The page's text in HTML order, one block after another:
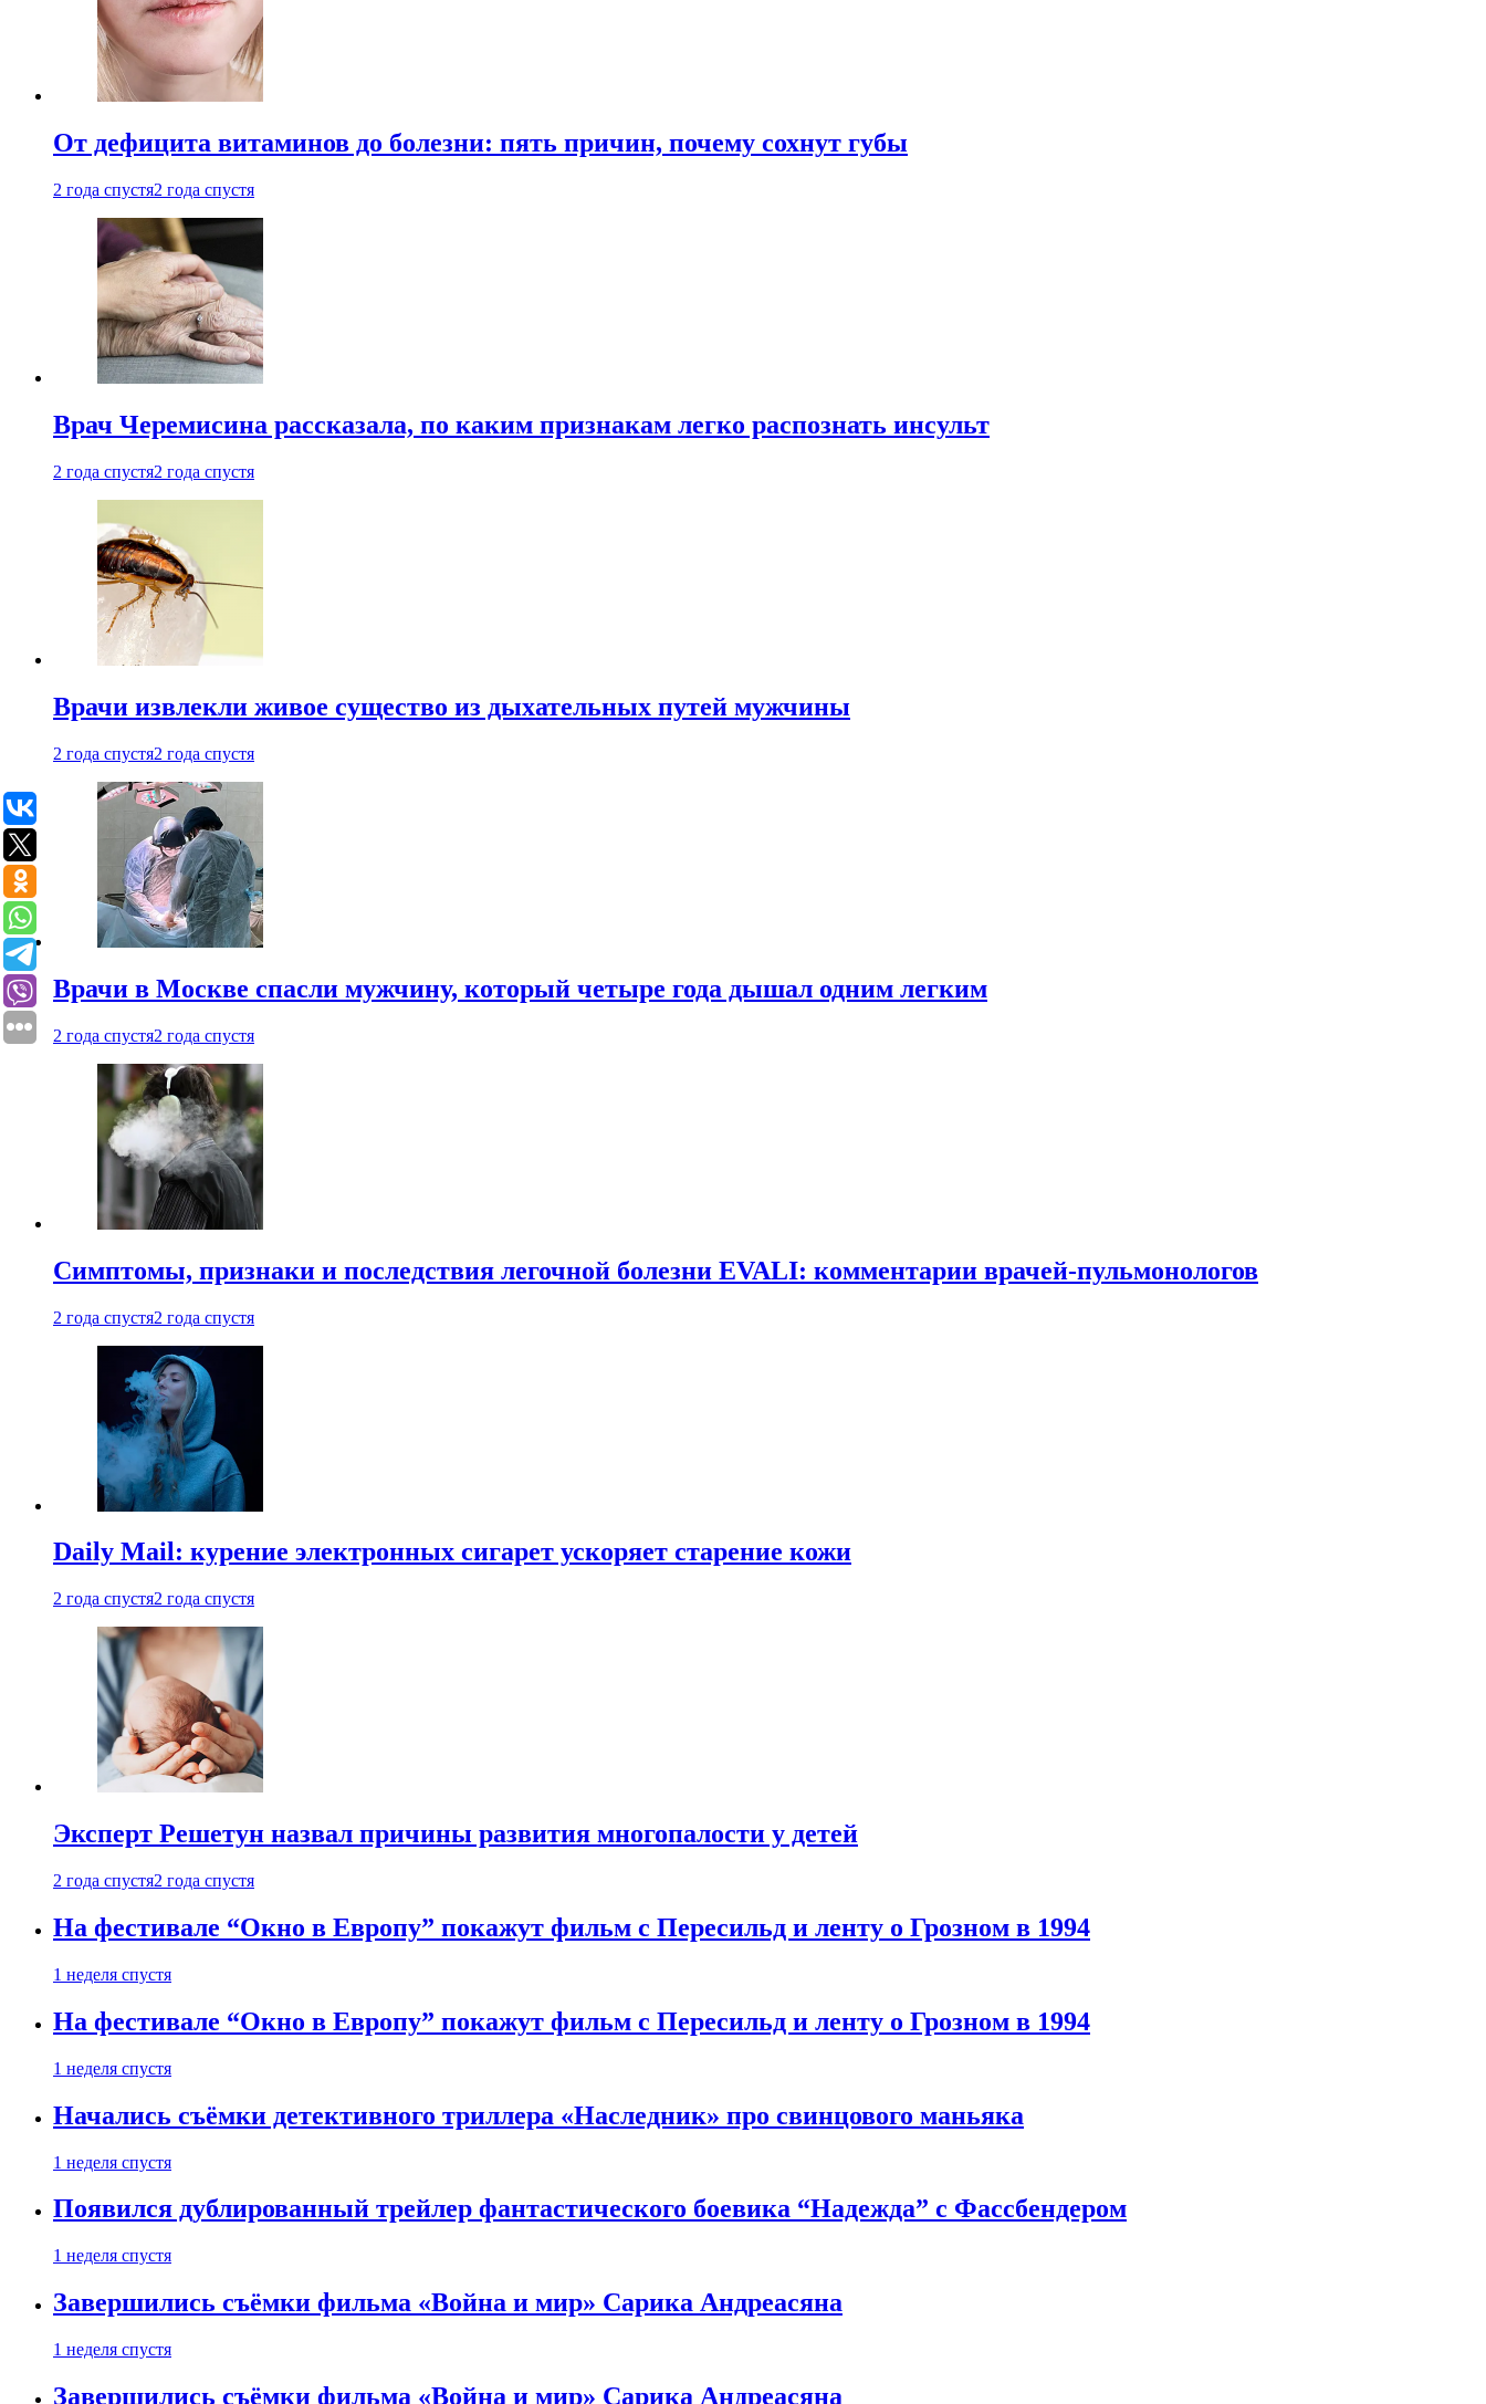
От дефицита витаминов до болезни: пять причин, почему сохнут губы
2 года спустя2 года спустя
Врач Черемисина рассказала, по каким признакам легко распознать инсульт
2 года спустя2 года спустя
Врачи извлекли живое существо из дыхательных путей мужчины
2 года спустя2 года спустя
Врачи в Москве спасли мужчину, который четыре года дышал одним легким
2 года спустя2 года спустя
Симптомы, признаки и последствия легочной болезни EVALI: комментарии врачей-пульмонологов
2 года спустя2 года спустя
Daily Mail: курение электронных сигарет ускоряет старение кожи
2 года спустя2 года спустя
Эксперт Решетун назвал причины развития многопалости у детей
2 года спустя2 года спустя
На фестивале “Окно в Европу” покажут фильм с Пересильд и ленту о Грозном в 1994
1 неделя спустя
На фестивале “Окно в Европу” покажут фильм с Пересильд и ленту о Грозном в 1994
1 неделя спустя
Начались съёмки детективного триллера «Наследник» про свинцового маньяка
1 неделя спустя
Появился дублированный трейлер фантастического боевика “Надежда” с Фассбендером
1 неделя спустя
Завершились съёмки фильма «Война и мир» Сарика Андреасяна
1 неделя спустя
Завершились съёмки фильма «Война и мир» Сарика Андреасяна